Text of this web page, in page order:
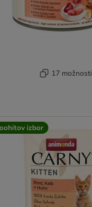
17 možnosti
izbor